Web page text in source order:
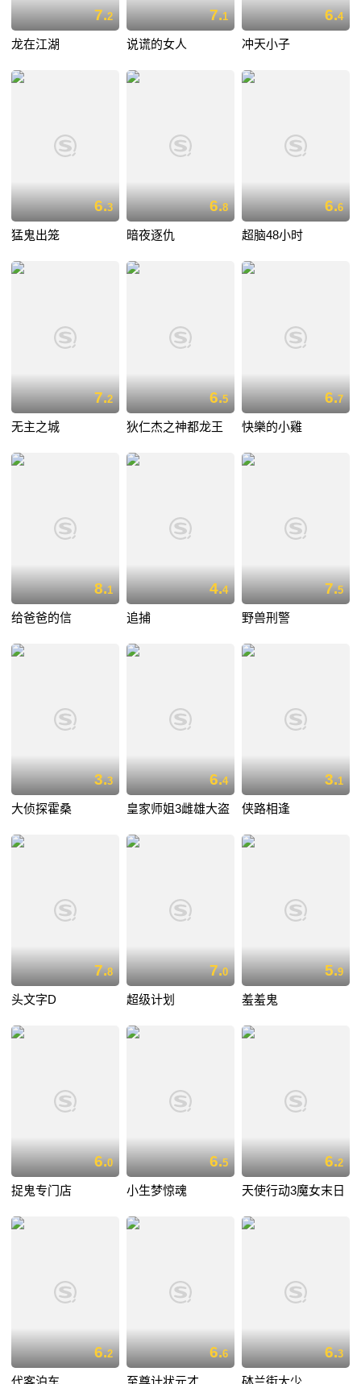
7.2
龙在江湖
7.1
说谎的女人
6.4
冲天小子
6.3
猛鬼出笼
6.8
暗夜逐仇
6.6
超脑48小时
7.2
无主之城
6.5
狄仁杰之神都龙王
6.7
快樂的小雞
8.1
给爸爸的信
4.4
追捕
7.5
野兽刑警
3.3
大侦探霍桑
6.4
皇家师姐3雌雄大盗
3.1
侠路相逢
7.8
头文字D
7.0
超级计划
5.9
羞羞鬼
6.0
捉鬼专门店
6.5
小生梦惊魂
6.2
天使行动3魔女末日
6.2 6.6 6.3